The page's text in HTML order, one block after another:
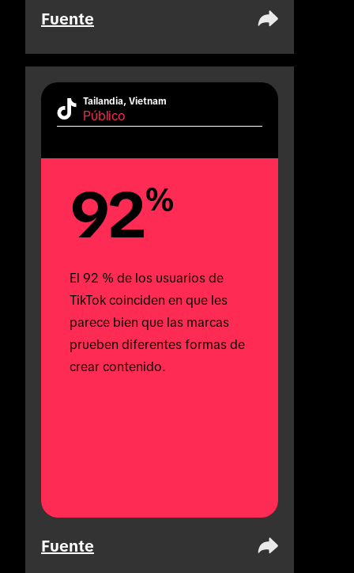
Fuente
Tailandia, Vietnam
Público
92%
El 92 % de los usuarios de
TikTok coinciden en que les
parece bien que las marcas
prueben diferentes formas de
crear contenido.
Fuente